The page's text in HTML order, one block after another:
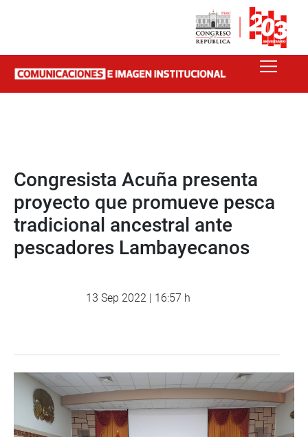
Congresista Acuña presenta
proyecto que promueve pesca
tradicional ancestral ante
pescadores Lambayecanos
13 Sep 2022 | 16:57 h